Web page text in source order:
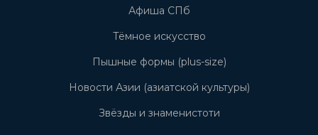
Афиша СПб
Тёмное искусство
Пышные формы (plus-size)
Новости Азии (азиатской культуры)
Звёзды и знаменистоти